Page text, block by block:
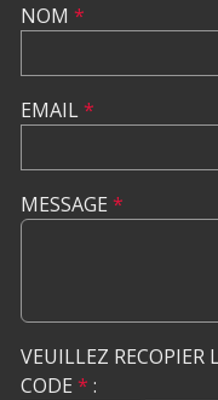
NOM *
EMAIL*
MESSAGE *
VEUILLEZ RECOPIER
CODE * :